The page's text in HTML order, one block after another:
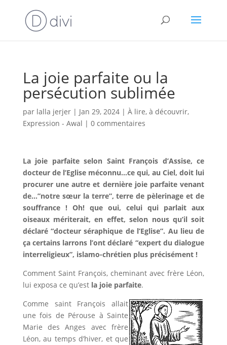
La joie parfaite ou la
persécution sublimée
par lalla jerjer| Jan 29, 2024| À lire, à découvrir,
Expression - Awal | 0 commentaires
La joie parfaite selon Saint François d’Assise, ce
docteur de l’Eglise méconnu…ce qui, au Ciel, doit lui
procurer une autre et dernière joie parfaite venant
de…”notre sœur la terre”, terre de pèlerinage et de
souffrance ! Oh! que oui, celui qui parlait aux
oiseaux mériterait, en effet, selon nous qu’il soit
déclaré “docteur séraphique de l’Eglise”. Au lieu de
ça certains larrons l’ont déclaré “expert du dialogue
interreligieux”, islamo-chrétien plus précisément !
Comment Saint François, cheminant avec frère Léon,
lui exposa ce qu’est la joie parfaite.
Comme saint François allait
une fois de Pérouse à Sainte
Marie des Anges avec frère
Léon, au temps d’hiver, et que